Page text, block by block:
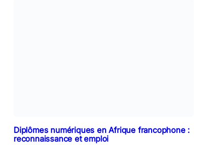
Diplômes numériques en Afrique francophone :
reconnaissance et emploi